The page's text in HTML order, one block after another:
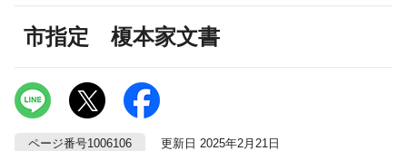
市指定 榎本家文書
ページ番号1006106 更新日 2025年2月21日